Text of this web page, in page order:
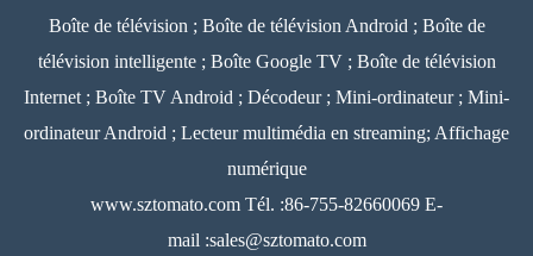
Boîte de télévision ; Boîte de télévision Android ; Boîte de
télévision intelligente ; Boîte Google TV ; Boîte de télévision
Internet ; Boîte TV Android ; Décodeur ; Mini-ordinateur ; Mini-
ordinateur Android ; Lecteur multimédia en streaming; Affichage
numérique
www.sztomato.com Tél. :86-755-82660069 E-
mail :sales@sztomato.com